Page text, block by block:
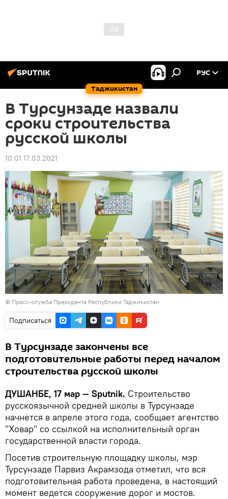
Таджикистан
РУС
В Турсунзаде назвали
сроки строительства
русской школы
10:01 17.03.2021
© Пресс-служба Президента Республики Таджикистан
Подписаться
В Турсунзаде закончены все
подготовительные работы перед началом
строительства русской школы
ДУШАНБЕ, 17 мар — Sputnik. Строительство
русскоязычной средней школы в Турсунзаде
начнется в апреле этого года, сообщает агентство
"Ховар" со ссылкой на исполнительный орган
государственной власти города.
Посетив строительную площадку школы, мэр
Турсунзаде Парвиз Акрамзода отметил, что вся
подготовительная работа проведена, в настоящий
момент ведется сооружение дорог и мостов.